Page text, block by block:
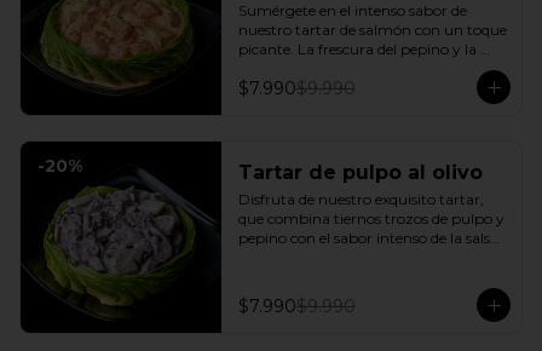
Sumérgete en el intenso sabor de
nuestro tartar de salmón con un toque
picante. La frescura del pepino y la
suavidad de la palta se combinan con
la explosión de la salsa spicy, creando
un plato vibrante y lleno de sabor que
$7.990$9.990
-20% Tartar de pulpo al olivo
Disfruta de nuestro exquisito tartar,
que combina tiernos trozos de pulpo y
pepino con el sabor intenso de la salsa
experiencia única de sabor y textura.
$7.990$9.990